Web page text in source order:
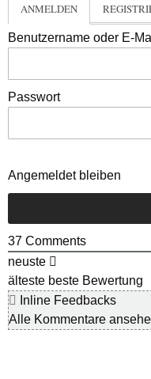
ANMELDEN
Benutzername oder E-
Passwort
Angemeldet bleiben
37 Comments
neuste
älteste beste Bewertung
Inline Feedbacks
Alle Kommentare